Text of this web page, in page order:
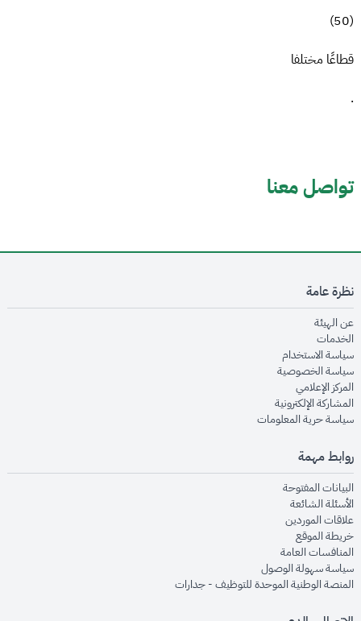
(50)
قطاعًا مختلفا
.
تواصل معنا
نظرة عامة
عن الهيئةopens in new window
الخدماتopens in new window
سياسة الاستخدامopens in new window
سياسة الخصوصيةopens in new window
المركز الإعلاميopens in new window
المشاركة الإلكترونيةopens in new window
سياسة حرية المعلوماتopens in new window
روابط مهمة
البيانات المفتوحةopens in new window
الأسئلة الشائعةopens in new window
علاقات الموردينopens in new window
خريطة الموقعopens in new window
المنافسات العامةopens in new window
سياسة سهولة الوصولopens in new window
المنصة الوطنية الموحدة للتوظيف - جداراتopens in new window